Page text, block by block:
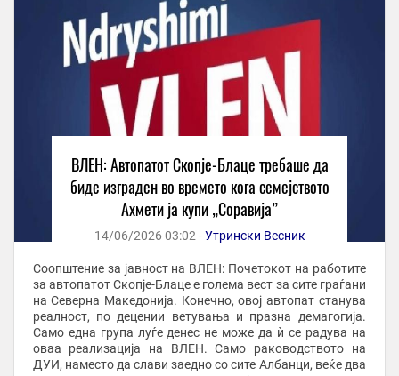
ВЛЕН: Автопатот Скопје-Блаце требаше да
биде изграден во времето кога семејството
Ахмети ја купи „Соравија”
14/06/2026 03:02 -Утрински Весник
Соопштение за јавност на ВЛЕН: Почетокот на работите
за автопатот Скопје-Блаце е голема вест за сите граѓани
на Северна Македонија. Конечно, овој автопат станува
реалност, по децении ветувања и празна демагогија.
Само една група луѓе денес не може да ѝ се радува на
оваа реализација на ВЛЕН. Само раководството на
ДУИ, наместо да слави заедно со сите Албанци, веќе два